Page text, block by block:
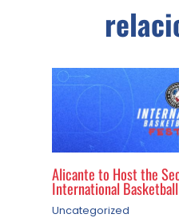
Alicante to Host the
International
Uncategorized